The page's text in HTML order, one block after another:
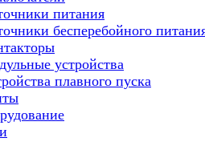
питания
бесперебойного
устройства
плавного пуска